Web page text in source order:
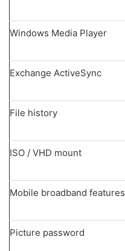
Windows Media Player
Exchange ActiveSync
File history
ISO / VHD mount
Mobile broadband features
Picture password